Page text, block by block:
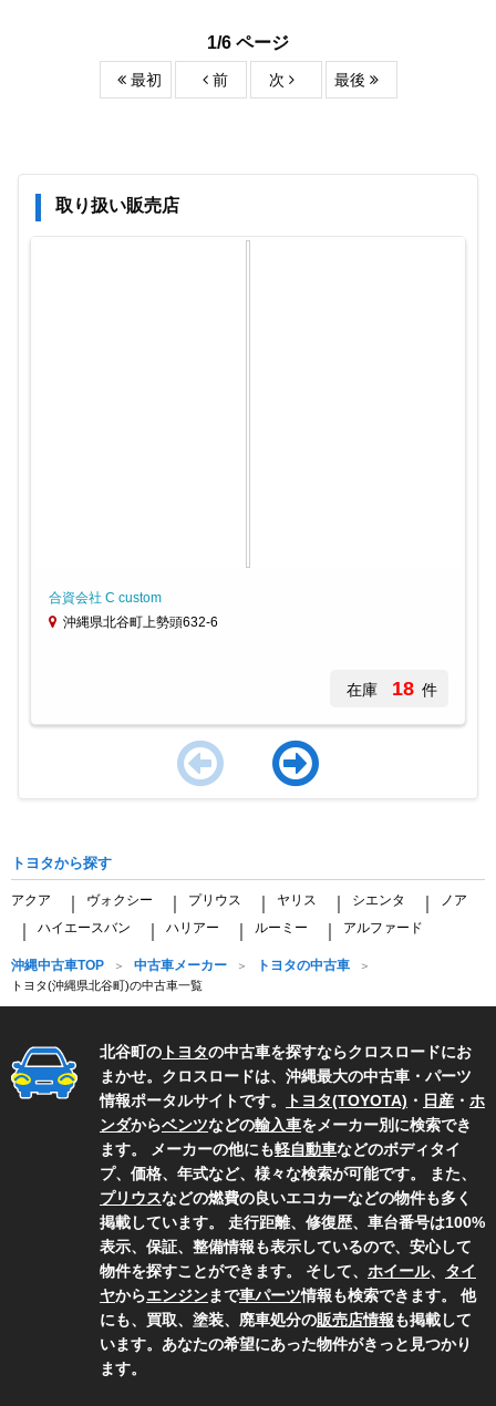
1/6 ページ
最初 前 次 最後
取り扱い販売店
合資会社 C custom
沖縄県北谷町上勢頭632-6
在庫 18 件
4
トヨタから探す
アクア ヴォクシー プリウス ヤリス シエンタ ノア
ハイエースバン ハリアー ルーミー アルファード
沖縄中古車TOP 中古車メーカー トヨタの中古車
トヨタ(沖縄県北谷町)の中古車一覧
北谷町の トヨタの中古車を探すならクロスロードにお
まかせ。クロスロードは、沖縄最大の中古車・パーツ
情報ポータルサイトです。
トヨタ(TOYOTA) ・ 日産 ・ ホ
ンダからベンツなどの輸入車をメーカー別に検索でき
ます。 メーカーの他にも軽自動車などのボディタイ
プ、価格、年式など、様々な検索が可能です。 また、
プリウスなどの燃費の良いエコカーなどの物件も多く
掲載しています。 走行距離、修復歴、車台番号は100%
表示、保証、整備情報も表示しているので、安心して
物件を探すことができます。 そして、 ホイール、 タイ
ヤからエンジンまで車パーツ情報も検索できます。 他
にも、買取、塗装、廃車処分の販売店情報も掲載して
います。あなたの希望にあった物件がきっと見つかり
ます。